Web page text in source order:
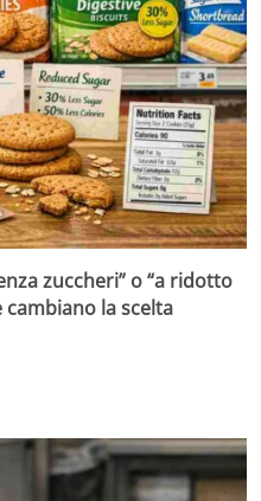
zuccheri” o “a ridotto
la scelta